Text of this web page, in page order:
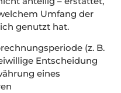
Umfang der
genutzt hat.
(z. B.
Entscheidung
eines